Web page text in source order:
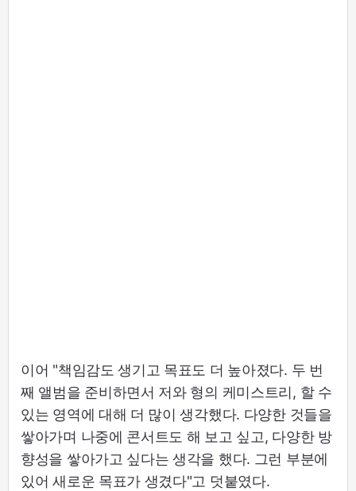
이어 "책임감도 생기고 목표도 더 높아졌다. 두 번
째 앨범을 준비하면서 저와 형의 케미스트리, 할 수
있는 영역에 대해 더 많이 생각했다. 다양한 것들을
쌓아가며 나중에 콘서트도 해 보고 싶고, 다양한 방
향성을 쌓아가고 싶다는 생각을 했다. 그런 부분에
있어 새로운 목표가 생겼다"고 덧붙였다.